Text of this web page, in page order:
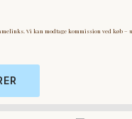
Vi kan modtage kommission ved køb –